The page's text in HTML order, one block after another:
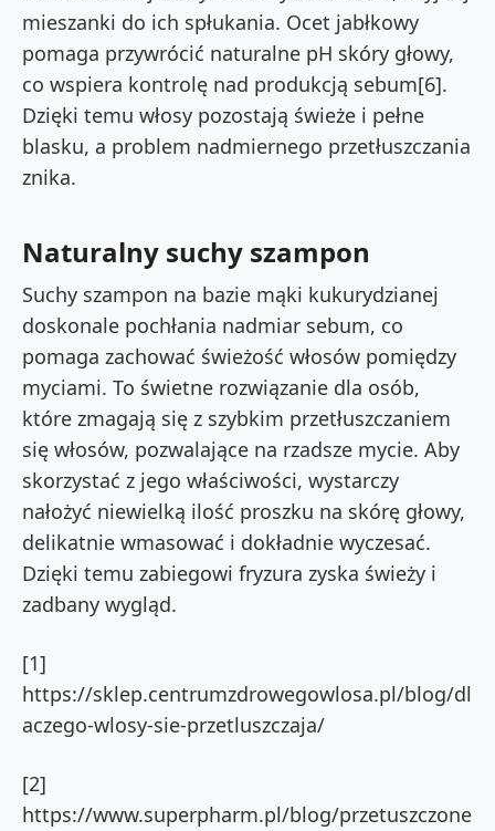
mieszanki do ich spłukania. Ocet jabłkowy
pomaga przywrócić naturalne pH skóry głowy,
co wspiera kontrolę nad produkcją sebum[6].
Dzięki temu włosy pozostają świeże i pełne
blasku, a problem nadmiernego przetłuszczania
znika.
Naturalny suchy szampon
Suchy szampon na bazie mąki kukurydzianej
doskonale pochłania nadmiar sebum, co
pomaga zachować świeżość włosów pomiędzy
myciami. To świetne rozwiązanie dla osób,
które zmagają się z szybkim przetłuszczaniem
się włosów, pozwalające na rzadsze mycie. Aby
skorzystać z jego właściwości, wystarczy
nałożyć niewielką ilość proszku na skórę głowy,
delikatnie wmasować i dokładnie wyczesać.
Dzięki temu zabiegowi fryzura zyska świeży i
zadbany wygląd.
[1]
https://sklep.centrumzdrowegowlosa.pl/blog/dl
aczego-wlosy-sie-przetluszczaja/
[2]
https://www.superpharm.pl/blog/przetuszczone